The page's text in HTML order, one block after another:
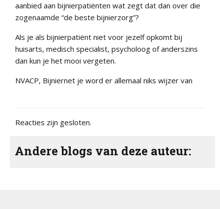
aanbied aan bijnierpatiënten wat zegt dat dan over die
zogenaamde “de beste bijnierzorg”?
Als je als bijnierpatiënt niet voor jezelf opkomt bij
huisarts, medisch specialist, psycholoog of anderszins
dan kun je het mooi vergeten.
NVACP, Bijniernet je word er allemaal niks wijzer van
Reacties zijn gesloten.
Andere blogs van deze auteur: